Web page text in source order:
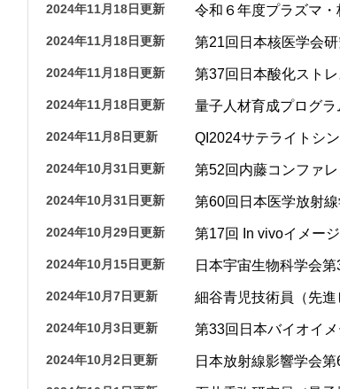
2024年11月18日更新 令和６年度プラズマ
2024年11月18日更新 第21回日本核医学会
2024年11月18日更新 第37回日本酸化スト
2024年11月18日更新 量子人材育成プログ
2024年11月8日更新 QI2024サテライトシ
2024年10月31日更新 第52回内藤コンファ
2024年10月31日更新 第60回日本医学放射
2024年10月29日更新 第17回 In vivoイメー
2024年10月15日更新 日本宇宙生物科学会
2024年10月7日更新 細谷青児技術員（先
2024年10月3日更新 第33回日本バイオイ
2024年10月2日更新 日本放射線影響学会